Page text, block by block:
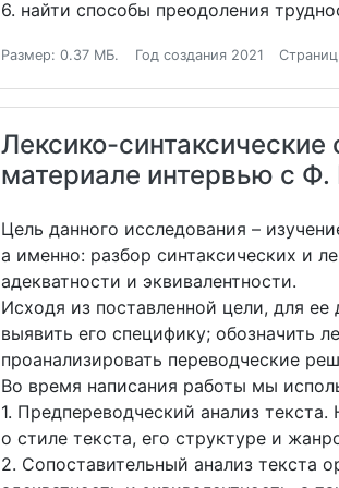
6. найти способы преодоления
Размер: 0.37 МБ. Год создания 2021
Лексико-синтаксические
материале интервью с
Цель данного исследования –
а именно: разбор синтаксических и
адекватности и эквивалентности.
Исходя из поставленной цели, для
выявить его специфику; обозначить
проанализировать переводческие
Во время написания работы мы
1. Предпереводческий анализ
о стиле текста, его структуре и
2. Сопоставительный анализ текста